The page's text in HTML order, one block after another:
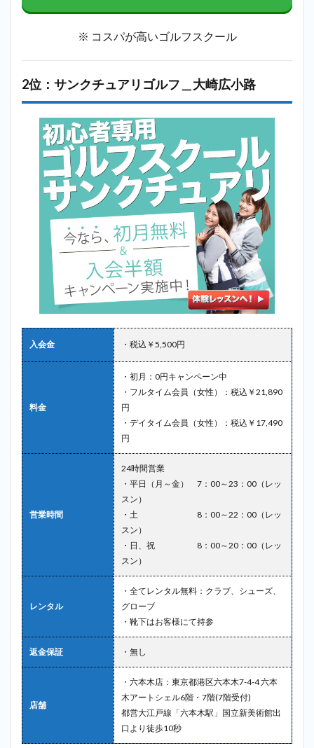
※ コスパが高いゴルフスクール
2位：サンクチュアリゴルフ＿大崎広小路
入会金 ・税込￥5,500円
料金
・初月：0円キャンペーン中
・フルタイム会員（女性）：税込￥21,890
円
・デイタイム会員（女性）：税込￥17,490
円
営業時間
24時間営業
・平日（月～金） 7：00～23：00（レッ
スン）
・土 8：00～22：00（レッ
スン）
・日、祝 8：00～20：00（レッ
スン）
レンタル
・全てレンタル無料：クラブ、シューズ、
グローブ
・靴下はお客様にて持参
返金保証 ・無し
店舗
・六本木店：東京都港区六本木7-4-4 六本
木アートシェル6階・7階(7階受付)
都営大江戸線「六本木駅」国立新美術館出
口より徒歩10秒